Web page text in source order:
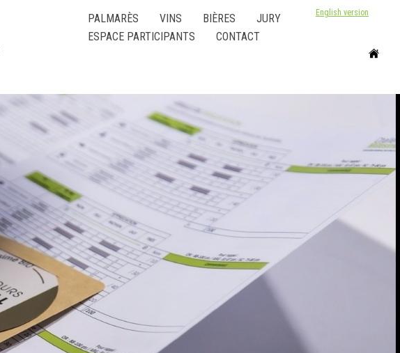
PALMARÈS VINS BIÈRES
JURY
ESPACE PARTICIPANTS
CONTACT
English version